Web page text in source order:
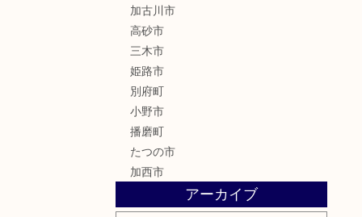
加古川市
高砂市
三木市
姫路市
別府町
小野市
播磨町
たつの市
加西市
アーカイブ